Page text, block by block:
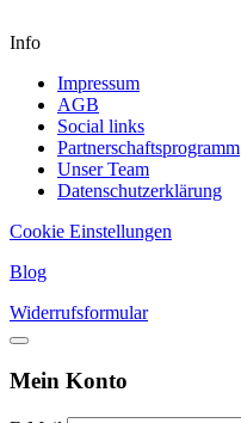
Info
Impressum
AGB
Social links
Partnerschaftsprogramm
Unser Team
Datenschutzerklärung
Cookie Einstellungen
Blog
Widerrufsformular
Mein Konto